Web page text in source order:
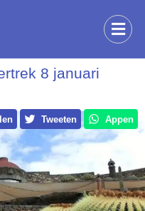
8 januari
Tweeten Appen